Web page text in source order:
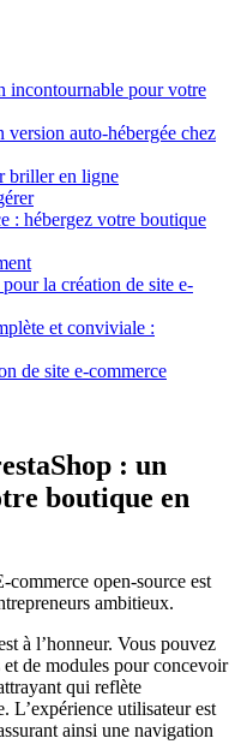
incontournable pour votre
auto-hébergée chez
briller en ligne
: hébergez votre boutique
la création de site e-
et conviviale :
de site e-commerce
: un
boutique en
commerce open-source est
ambitieux.
à l’honneur. Vous pouvez
de modules pour concevoir
qui reflète
L’expérience utilisateur est
ainsi une navigation